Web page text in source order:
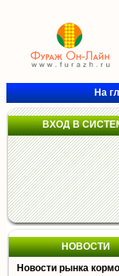
На
ВХОД В
НОВОСТИ
Новости рынка